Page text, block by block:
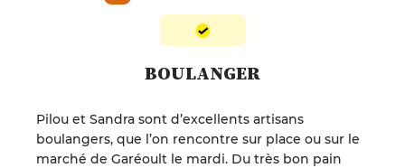
BOULANGER
Pilou et Sandra sont d’excellents artisans
boulangers, que l’on rencontre sur place ou sur le
marché de Garéoult le mardi. Du très bon pain